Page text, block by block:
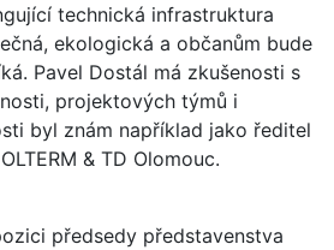
technická infrastruktura
ekologická a občanům bude
Pavel Dostál má zkušenosti s
projektových týmů i
byl znám například jako ředitel
& TD Olomouc.
předsedy představenstva